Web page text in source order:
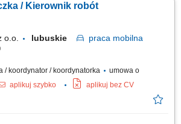
Operacyjne zarządzanie
sprawowanie bezpośredniej kontroli nad
/ Kierownik robót
o.o. lubuskie praca mobilna
/ koordynator / koordynatorka
umowa o
aplikuj szybko aplikuj bez CV